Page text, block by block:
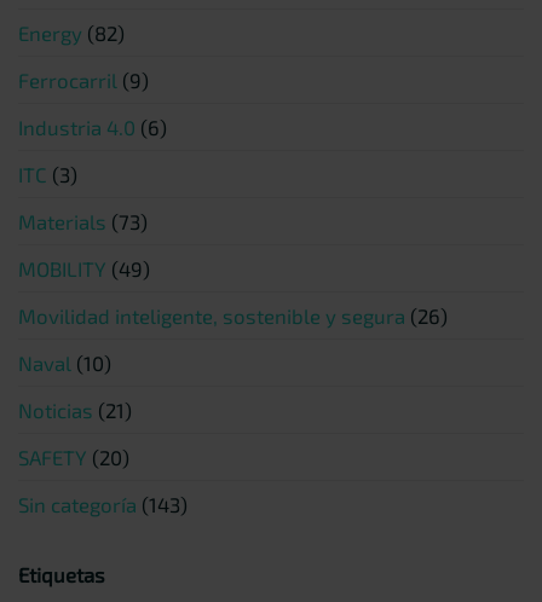
Energy (82)
Ferrocarril (9)
Industria 4.0 (6)
ITC (3)
Materials (73)
MOBILITY (49)
Movilidad inteligente, sostenible y segura (26)
Naval (10)
Noticias (21)
SAFETY (20)
Sin categoría (143)
Etiquetas